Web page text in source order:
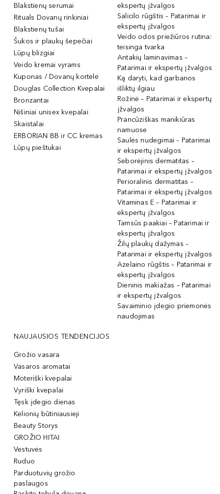
Blakstienų serumai
Rituals Dovanų rinkiniai
Blakstienų tušai
Šukos ir plaukų šepečiai
Lūpų blizgiai
Veido kremai vyrams
Kuponas / Dovanų kortelė
Douglas Collection Kvepalai
Bronzantai
Nišiniai unisex kvepalai
Skaistalai
ERBORIAN BB ir CC kremas
Lūpų pieštukai
ekspertų įžvalgos
Salicilo rūgštis – Patarimai ir
ekspertų įžvalgos
Veido odos priežiūros rutina:
teisinga tvarka
Antakių laminavimas –
Patarimai ir ekspertų įžvalgos
Ką daryti, kad garbanos
išliktų ilgiau
Rožinė – Patarimai ir ekspertų
įžvalgos
Prancūziškas manikiūras
namuose
Saulės nudegimai – Patarimai
ir ekspertų įžvalgos
Seborėjinis dermatitas –
Patarimai ir ekspertų įžvalgos
Perioralinis dermatitas –
Patarimai ir ekspertų įžvalgos
Vitaminas E – Patarimai ir
ekspertų įžvalgos
Tamsūs paakiai – Patarimai ir
ekspertų įžvalgos
Žilų plaukų dažymas –
Patarimai ir ekspertų įžvalgos
Azelaino rūgštis – Patarimai ir
ekspertų įžvalgos
Dieninis makiažas – Patarimai
ir ekspertų įžvalgos
Savaiminio įdegio priemonės
naudojimas
NAUJAUSIOS TENDENCIJOS
Grožio vasara
Vasaros aromatai
Moteriški kvepalai
Vyriški kvepalai
Tęsk įdegio dienas
Kelionių būtiniausieji
Beauty Storys
GROŽIO HITAI
Vestuvės
Ruduo
Parduotuvių grožio
paslaugos